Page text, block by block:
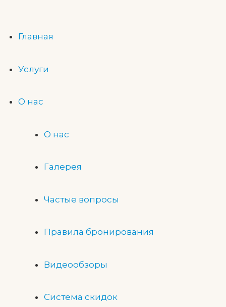
Главная
Услуги
О нас
О нас
Галерея
Частые вопросы
Правила бронирования
Видеообзоры
Система скидок